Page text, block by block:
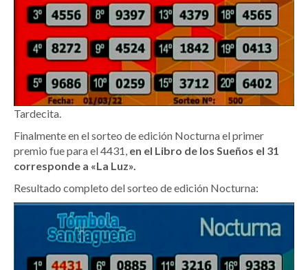
Tardecita.
Finalmente en el sorteo de edición Nocturna el primer
premio fue para el 4431, en el Libro de los Sueños el 31
corresponde a «La Luz».
Resultado completo del sorteo de edición Nocturna: